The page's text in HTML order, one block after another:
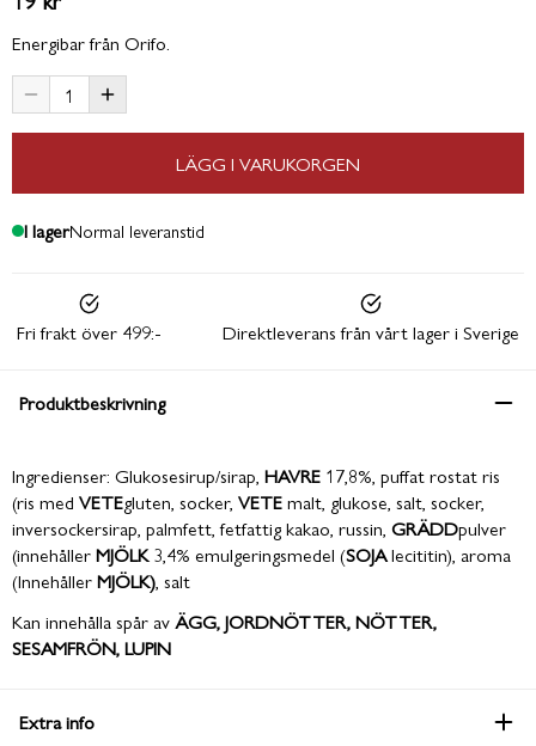
Energibar från Orifo.
LÄGG I VARUKORGEN
I lagerNormal leveranstid
Fri frakt över 499:- Direktleverans från vårt lager i Sverige
Produktbeskrivning
Ingredienser: Glukosesirup/sirap, HAVRE 17,8%, puffat rostat ris
(ris med VETEgluten, socker, VETEmalt, glukose, salt, socker,
inversockersirap, palmfett, fetfattig kakao, russin, GRÄDDpulver
(innehållerMJÖLK 3,4% emulgeringsmedel (SOJAlecititin), aroma
(InnehållerMJÖLK) , salt
Kan innehålla spår avÄGG, JORDNÖTTER, NÖTTER,
SESAMFRÖN, LUPIN
Extra info